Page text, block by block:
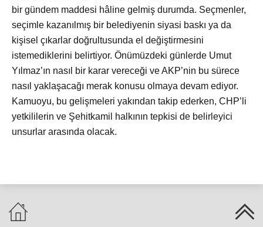
bir gündem maddesi hâline gelmiş durumda. Seçmenler,
seçimle kazanılmış bir belediyenin siyasi baskı ya da
kişisel çıkarlar doğrultusunda el değiştirmesini
istemediklerini belirtiyor. Önümüzdeki günlerde Umut
Yılmaz’ın nasıl bir karar vereceği ve AKP’nin bu sürece
nasıl yaklaşacağı merak konusu olmaya devam ediyor.
Kamuoyu, bu gelişmeleri yakından takip ederken, CHP’li
yetkililerin ve Şehitkamil halkının tepkisi de belirleyici
unsurlar arasında olacak.